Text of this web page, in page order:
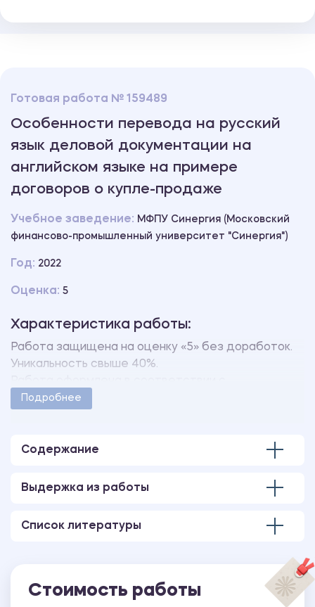
Готовая работа № 159489
Особенности перевода на русский
язык деловой документации на
английском языке на примере
договоров о купле-продаже
Учебное заведение: МФПУ Синергия (Московский
финансово-промышленный университет "Синергия")
Год: 2022
Оценка: 5
Характеристика работы:
Работа защищена на оценку «5» без доработок.
Уникальность свыше 40%.
методическими указаниями учебного заведения.
приложение:
Подробнее
Содержание
Выдержка из работы
Список литературы
Стоимость работы